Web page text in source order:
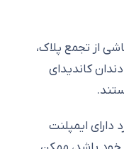
از تجمع پلاک،
کاندیدای
دارای ایمپلنت